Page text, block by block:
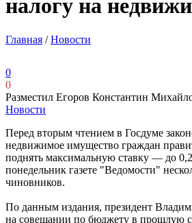
налогу на
Главная /Новости
0
0
Разместил Егоров Константин
Новости
Перед вторым чтением в Госдуме
недвижимое имущество граждан
поднять максимальную ставку — до
понедельник газете "Ведомости"
чиновников.
По данным издания, президент
на совещании по бюджету в прошлую